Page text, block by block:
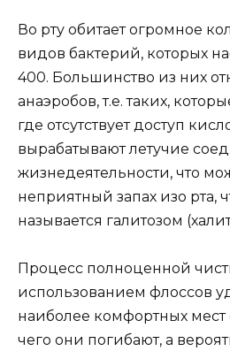
Во рту обитает огромное
видов бактерий, которых
400. Большинство из них
анаэробов, т.е. таких,
где отсутствует доступ
вырабатывают летучие
жизнедеятельности, что
неприятный запах изо рта,
называется галитозом
Процесс полноценной
использованием флоссов
наиболее комфортных мест
чего они погибают, а